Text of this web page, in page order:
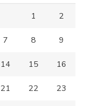
1 2
7 8 9
14 15 16
21 22 23